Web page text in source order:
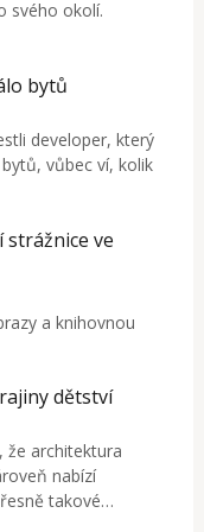
svého okolí.
bytů
developer, který
vůbec ví, kolik
ve
a knihovnou
dětství
že architektura
nabízí
takové…